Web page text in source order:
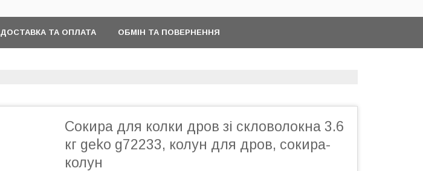
ДОСТАВКА ТА ОПЛАТА ОБМІН ТА ПОВЕРНЕННЯ
Сокира для колки дров зі скловолокна 3.6
кг geko g72233, колун для дров, сокира-
колун